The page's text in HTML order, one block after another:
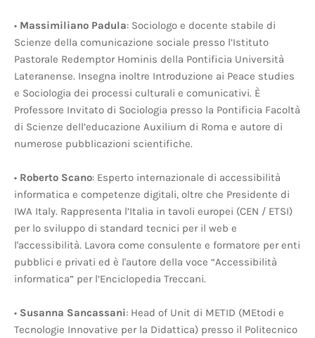
• Massimiliano Padula: Sociologo e docente stabile di
Scienze della comunicazione sociale presso l’Istituto
Pastorale Redemptor Hominis della Pontificia Università
Lateranense. Insegna inoltre Introduzione ai Peace studies
e Sociologia dei processi culturali e comunicativi. È
Professore Invitato di Sociologia presso la Pontificia Facoltà
di Scienze dell’educazione Auxilium di Roma e autore di
numerose pubblicazioni scientifiche.
• Roberto Scano: Esperto internazionale di accessibilità
informatica e competenze digitali, oltre che Presidente di
IWA Italy. Rappresenta l’Italia in tavoli europei (CEN / ETSI)
per lo sviluppo di standard tecnici per il web e
l'accessibilità. Lavora come consulente e formatore per enti
pubblici e privati ed è l'autore della voce “Accessibilità
informatica” per l’Enciclopedia Treccani.
• Susanna Sancassani: Head of Unit di METID (MEtodi e
Tecnologie Innovative per la Didattica) presso il Politecnico